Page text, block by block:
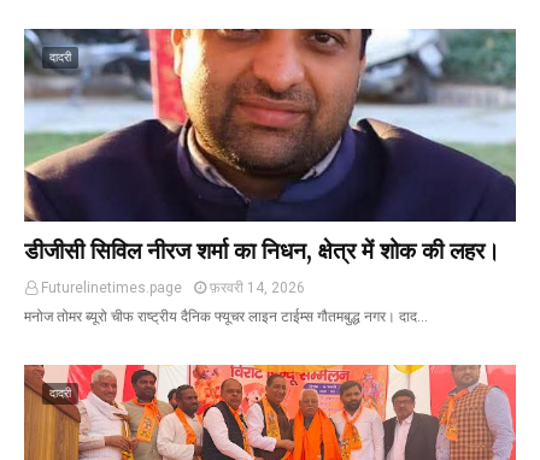
दादरी
डीजीसी सिविल नीरज शर्मा का निधन, क्षेत्र में शोक की लहर।
Futurelinetimes.page
फ़रवरी 14, 2026
मनोज तोमर ब्यूरो चीफ राष्ट्रीय दैनिक फ्यूचर लाइन टाईम्स गौतमबुद्ध नगर। दाद…
दादरी